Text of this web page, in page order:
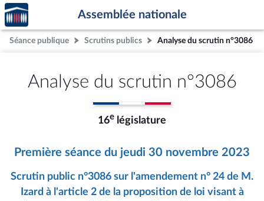
Aller au contenu
Aller en bas de la page
Accèder
à la
page
d'accueil
Assemblée nationale
Séance publique Scrutins publics Analyse du scrutin n°3086
Analyse du scrutin n°3086
16e législature
Première séance du jeudi 30 novembre 2023
Scrutin public n°3086 sur l'amendement n° 24 de M.
Izard à l'article 2 de la proposition de loi visant à